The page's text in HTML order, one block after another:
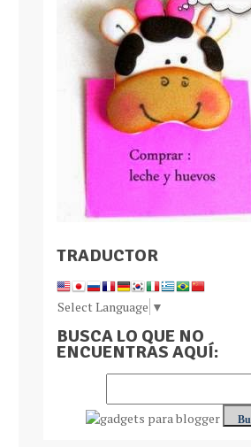
TRADUCTOR
Select Language ▼
BUSCA LO QUE NO
ENCUENTRAS AQUÍ: